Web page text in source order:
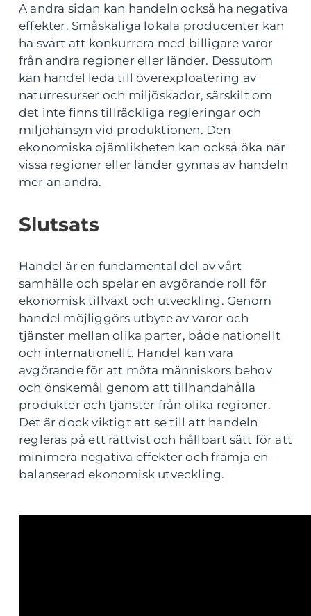
Å andra sidan kan handeln också ha negativa
effekter. Småskaliga lokala producenter kan
ha svårt att konkurrera med billigare varor
från andra regioner eller länder. Dessutom
kan handel leda till överexploatering av
naturresurser och miljöskador, särskilt om
det inte finns tillräckliga regleringar och
miljöhänsyn vid produktionen. Den
ekonomiska ojämlikheten kan också öka när
vissa regioner eller länder gynnas av handeln
mer än andra.
Slutsats
Handel är en fundamental del av vårt
samhälle och spelar en avgörande roll för
ekonomisk tillväxt och utveckling. Genom
handel möjliggörs utbyte av varor och
tjänster mellan olika parter, både nationellt
och internationellt. Handel kan vara
avgörande för att möta människors behov
och önskemål genom att tillhandahålla
produkter och tjänster från olika regioner.
Det är dock viktigt att se till att handeln
regleras på ett rättvist och hållbart sätt för att
minimera negativa effekter och främja en
balanserad ekonomisk utveckling.